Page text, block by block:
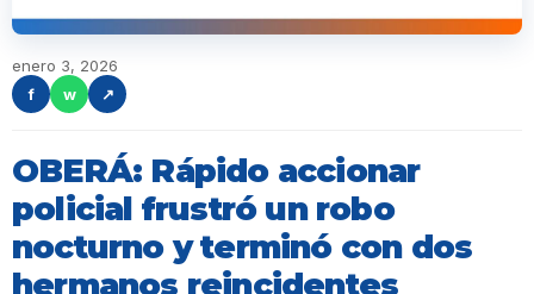
enero 3, 2026
f
w ↗
OBERÁ: Rápido accionar
policial frustró un robo
nocturno y terminó con dos
hermanos reincidentes